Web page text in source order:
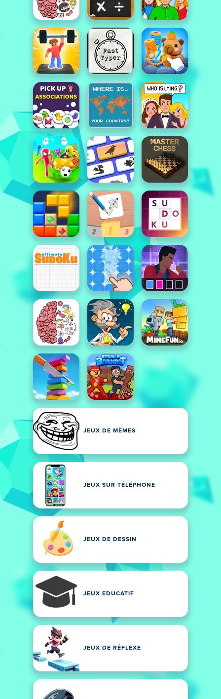
JEUX DE MÈMES
JEUX SUR TÉLÉPHONE
JEUX DE DESSIN
JEUX EDUCATIF
JEUX DE RÉFLEXE